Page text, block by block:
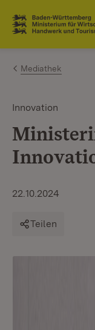
Zum Inhalt
Link zur
Mediathek
Innovation
22.10.2024
Teilen